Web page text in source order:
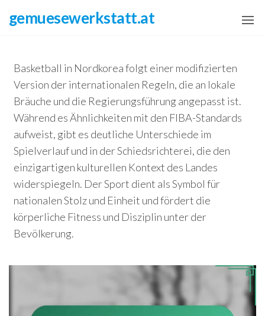
gemuesewerkstatt.at
Basketball in Nordkorea folgt einer modifizierten
Version der internationalen Regeln, die an lokale
Bräuche und die Regierungsführung angepasst ist.
Während es Ähnlichkeiten mit den FIBA-Standards
aufweist, gibt es deutliche Unterschiede im
Spielverlauf und in der Schiedsrichterei, die den
einzigartigen kulturellen Kontext des Landes
widerspiegeln. Der Sport dient als Symbol für
nationalen Stolz und Einheit und fördert die
körperliche Fitness und Disziplin unter der
Bevölkerung.